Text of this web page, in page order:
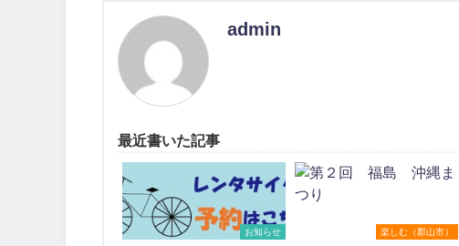
admin
最近書いた記事
お知らせ 楽しむ（郡山市）